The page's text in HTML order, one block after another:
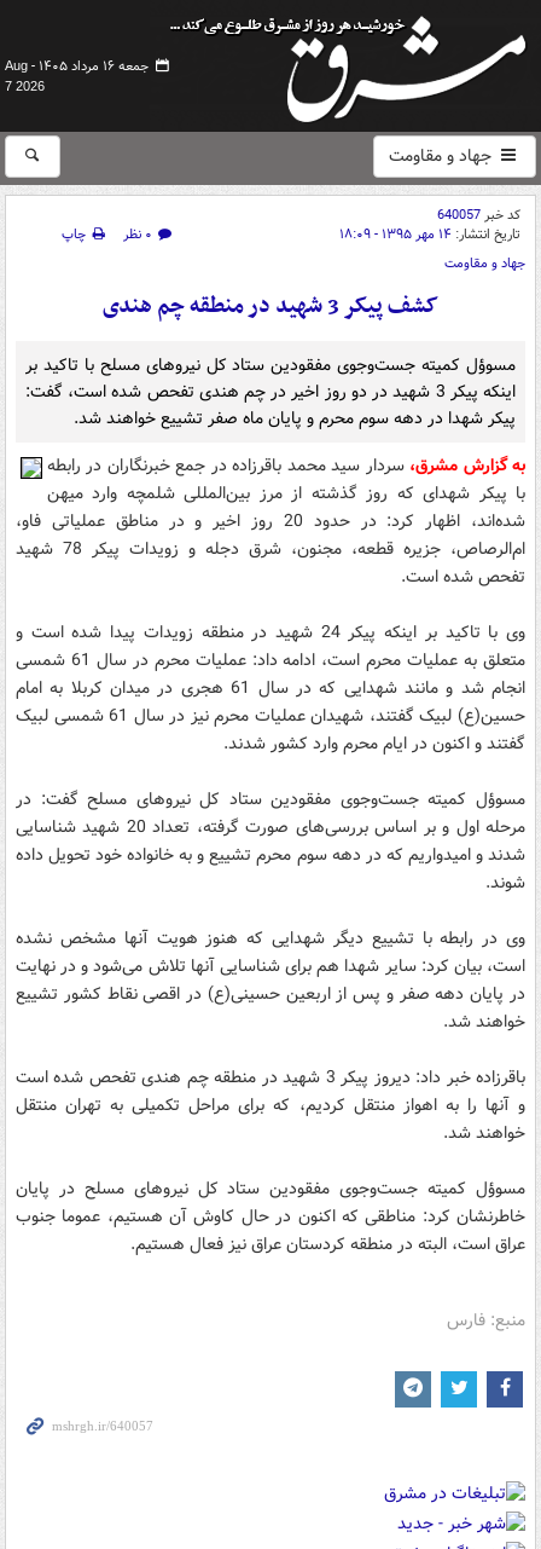
جمعه ۱۶ مرداد ۱۴۰۵ -
Aug
7 2026
جهاد و مقاومت
کد خبر640057
تاریخ انتشار: ۱۴ مهر ۱۳۹۵ - ۱۸:۰۹ ۰ نظر
چاپ
جهاد و مقاومت
کشف پیکر 3 شهید در منطقه چم هندی
مسوؤل کمیته جست‌و‌جوی مفقودین ستاد کل نیروهای مسلح با تاکید بر
اینکه پیکر 3 شهید در دو روز اخیر در چم هندی تفحص شده است، گفت:
پیکر شهدا در دهه سوم محرم و پایان ماه صفر تشییع خواهند شد.
به گزارش مشرق،سردار سید محمد باقرزاده در جمع خبرنگاران در رابطه
با پیکر شهدای که روز گذشته از مرز بین‌المللی شلمچه وارد میهن
شده‌اند، اظهار کرد: در حدود 20 روز اخیر و در مناطق عملیاتی فاو،
ام‌الرصاص، جزیره قطعه، مجنون، شرق دجله و زویدات پیکر 78 شهید
تفحص شده است.
وی با تاکید بر اینکه پیکر 24 شهید در منطقه زویدات پیدا شده است و
متعلق به عملیات محرم است، ادامه داد: عملیات محرم در سال 61 شمسی
انجام شد و مانند شهدایی که در سال 61 هجری در میدان کربلا به امام
حسین(ع) لبیک گفتند، شهیدان عملیات محرم نیز در سال 61 شمسی لبیک
گفتند و اکنون در ایام محرم وارد کشور شدند.
مسوؤل کمیته‌ جست‌و‌جوی مفقودین ستاد کل نیروهای مسلح گفت: در
مرحله اول و بر اساس بررسی‌های صورت گرفته، تعداد 20 شهید شناسایی
شدند و امیدواریم که در دهه سوم محرم تشییع و به خانواده خود تحویل داده
شوند.
وی در رابطه با تشییع دیگر شهدایی که هنوز هویت آنها مشخص نشده
است، بیان کرد: سایر شهدا هم برای شناسایی آنها تلاش می‌شود و در نهایت
در پایان دهه صفر و پس از اربعین حسینی(ع) در اقصی نقاط کشور تشییع
خواهند شد.
باقرزاده خبر داد: دیروز پیکر 3 شهید در منطقه چم هندی تفحص شده است
و آنها را به اهواز منتقل کردیم، که برای مراحل تکمیلی به تهران منتقل
خواهند شد.
مسوؤل کمیته‌ جست‌و‌جوی مفقودین ستاد کل نیروهای مسلح در پایان
خاطرنشان کرد: مناطقی که اکنون در حال کاوش آن هستیم، عموما جنوب
عراق است، البته در منطقه کردستان عراق نیز فعال هستیم.
منبع: فارس